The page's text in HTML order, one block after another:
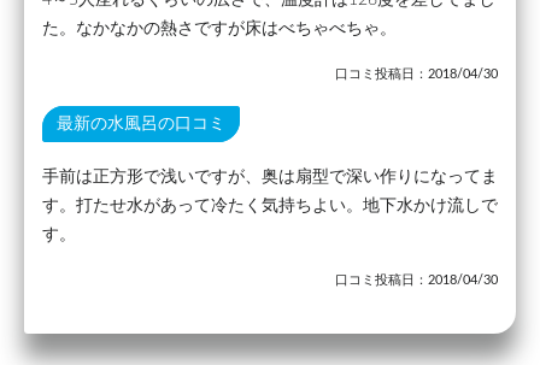
た。なかなかの熱さですが床はべちゃべちゃ。
口コミ投稿日：2018/04/30
最新の水風呂の口コミ
手前は正方形で浅いですが、奥は扇型で深い作りになってま
す。打たせ水があって冷たく気持ちよい。地下水かけ流しで
す。
口コミ投稿日：2018/04/30